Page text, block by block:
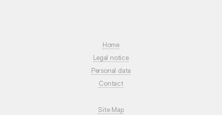
Home
Legal notice
Personal data
Contact
Site Map